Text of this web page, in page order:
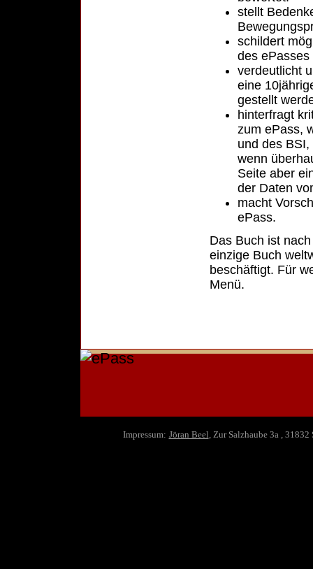
stellt
schildert
des
verdeutlicht
eine
gestellt
hinterfragt
zum ePass,
und des
wenn
Seite aber
der Daten
macht
ePass.
Das Buch ist
einzige Buch
beschäftigt. Für
Menü.
Impressum: Jöran Beel, Zur Salzhaube 3a , 31832